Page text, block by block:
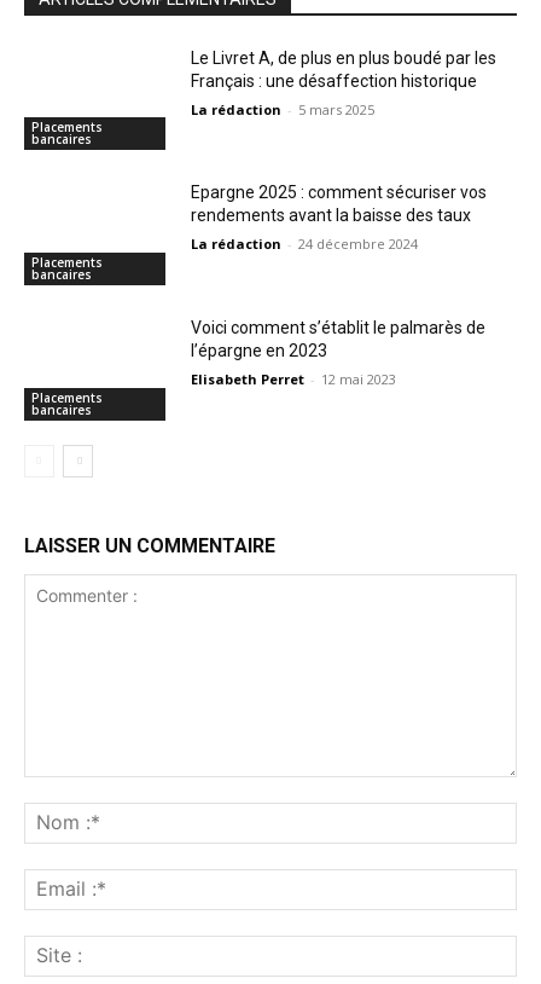
Placements
bancaires
Le Livret A, de plus en plus boudé par les
Français : une désaffection historique
La rédaction - 5 mars 2025
Placements
bancaires
Epargne 2025 : comment sécuriser vos
rendements avant la baisse des taux
La rédaction - 24 décembre 2024
Placements
bancaires
Voici comment s’établit le palmarès de
l’épargne en 2023
Elisabeth Perret - 12 mai 2023
LAISSER UN COMMENTAIRE
:*
:*
: